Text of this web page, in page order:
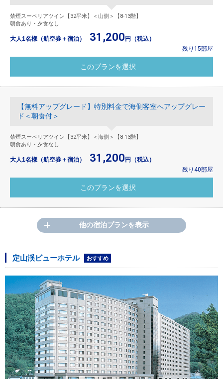
禁煙スーペリアツイン【32平米】＜山側＞【8-13階】
朝食あり・夕食なし
大人1名様（航空券＋宿泊） 31,200 円（税込）
残り15部屋
【無料アップグレード】特別料金で海側客室へアップグレー
ド＜朝食付＞
禁煙スーペリアツイン【32平米】＜海側＞【8-13階】
朝食あり・夕食なし
大人1名様（航空券＋宿泊） 31,200 円（税込）
残り40部屋
他の宿泊プランを表示
定山渓ビューホテル おすすめ